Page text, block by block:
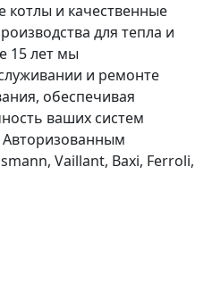
и качественные
для тепла и
15 лет мы
и ремонте
обеспечивая
ваших систем
Vaillant, Baxi, Ferroli,